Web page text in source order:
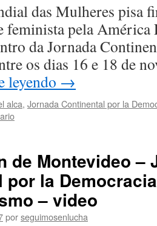
das Mulheres pisa
feminista pela
da Jornada
os dias 16 e 18 de
leyendo →
alca, Jornada Continental por la
de Montevideo –
por la
– video
porseguimosenlucha